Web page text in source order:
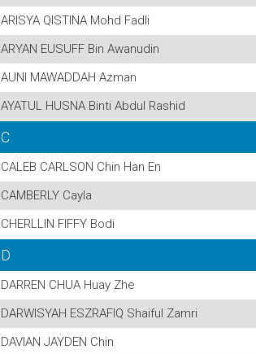
ARISYA QISTINA Mohd Fadli
ARYAN EUSUFF Bin Awanudin
AUNI MAWADDAH Azman
AYATUL HUSNA Binti Abdul Rashid
C
CALEB CARLSON Chin Han En
CAMBERLY Cayla
CHERLLIN FIFFY Bodi
D
DARREN CHUA Huay Zhe
DARWISYAH ESZRAFIQ Shaiful Zamri
DAVIAN JAYDEN Chin